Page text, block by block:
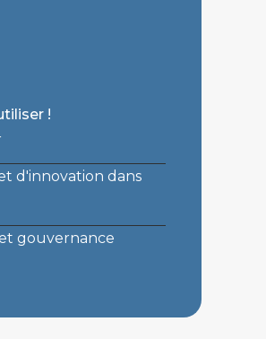
!
d'innovation dans
gouvernance